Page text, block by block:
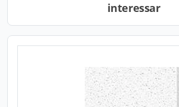
interessar